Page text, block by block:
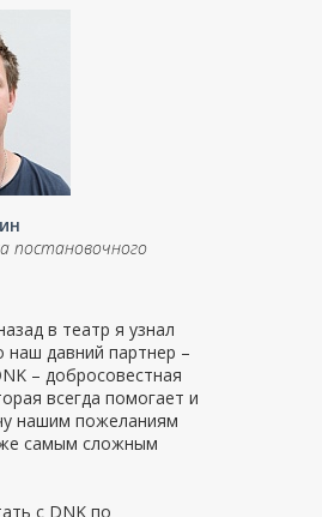
постановочного
в театр я узнал
наш давний партнер –
– добросовестная
всегда помогает и
нашим пожеланиям
самым сложным
с DNK по